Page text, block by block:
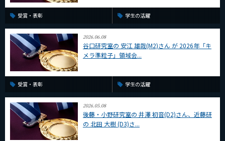
受賞・表彰 学生の活躍
2026.06.08
谷口研究室の 安江 雄哉(M2)さん が 2026年「キ
メラ準粒子」領域会...
受賞・表彰 学生の活躍
2026.05.08
後藤・小野研究室の 井澤 初音(D2)さん、近藤研
の 北田 大樹 (D3)さ...